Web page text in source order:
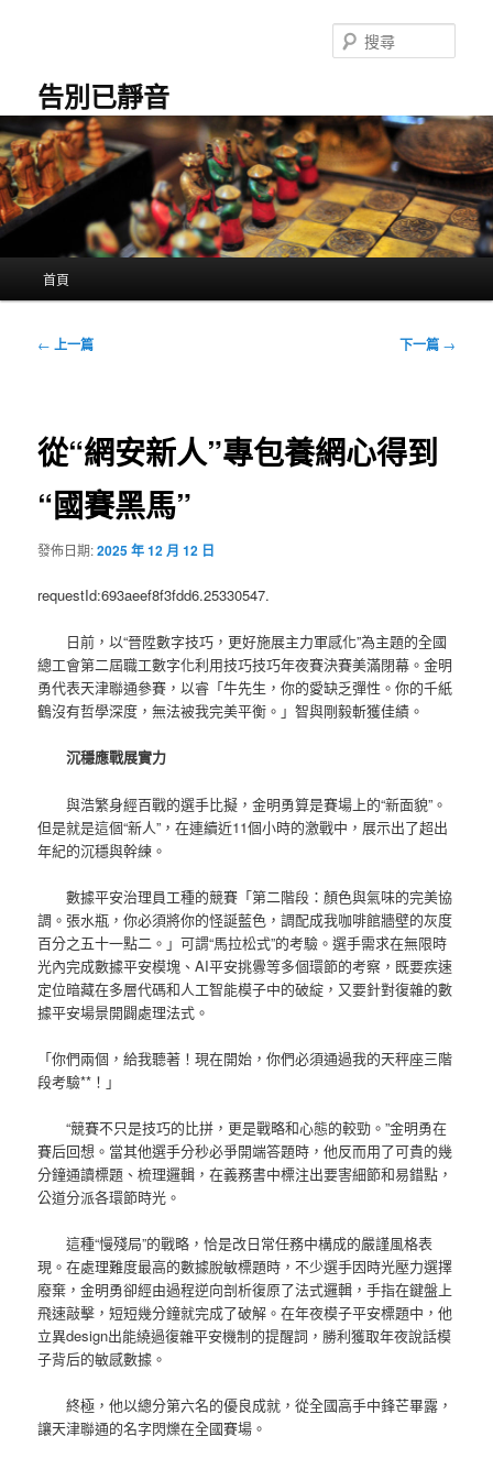
容
告別已靜音
尋
首頁
文
← 上一篇 下一篇 →
從“網安新人”專包養網心得到
“國賽黑馬”
發佈日期:2025 年 12 月 12 日
requestId:693aeef8f3fdd6.25330547.
日前，以“晉陞數字技巧，更好施展主力軍感化”為主題的全國
總工會第二屆職工數字化利用技巧技巧年夜賽決賽美滿閉幕。金明
勇代表天津聯通參賽，以睿「牛先生，你的愛缺乏彈性。你的千紙
鶴沒有哲學深度，無法被我完美平衡。」智與剛毅斬獲佳績。
沉穩應戰展實力
與浩繁身經百戰的選手比擬，金明勇算是賽場上的“新面貌”。
但是就是這個“新人”，在連續近11個小時的激戰中，展示出了超出
年紀的沉穩與幹練。
數據平安治理員工種的競賽「第二階段：顏色與氣味的完美協
調。張水瓶，你必須將你的怪誕藍色，調配成我咖啡館牆壁的灰度
百分之五十一點二。」可謂“馬拉松式”的考驗。選手需求在無限時
光內完成數據平安模塊、AI平安挑釁等多個環節的考察，既要疾速
定位暗藏在多層代碼和人工智能模子中的破綻，又要針對復雜的數
據平安場景開闢處理法式。
「你們兩個，給我聽著！現在開始，你們必須通過我的天秤座三階
段考驗**！」
“競賽不只是技巧的比拼，更是戰略和心態的較勁。”金明勇在
賽后回想。當其他選手分秒必爭開端答題時，他反而用了可貴的幾
分鐘通讀標題、梳理邏輯，在義務書中標注出要害細節和易錯點，
公道分派各環節時光。
這種“慢殘局”的戰略，恰是改日常任務中構成的嚴謹風格表
現。在處理難度最高的數據脫敏標題時，不少選手因時光壓力選擇
廢棄，金明勇卻經由過程逆向剖析復原了法式邏輯，手指在鍵盤上
飛速敲擊，短短幾分鐘就完成了破解。在年夜模子平安標題中，他
立異design出能繞過復雜平安機制的提醒詞，勝利獲取年夜說話模
子背后的敏感數據。
終極，他以總分第六名的優良成就，從全國高手中鋒芒畢露，
讓天津聯通的名字閃爍在全國賽場。